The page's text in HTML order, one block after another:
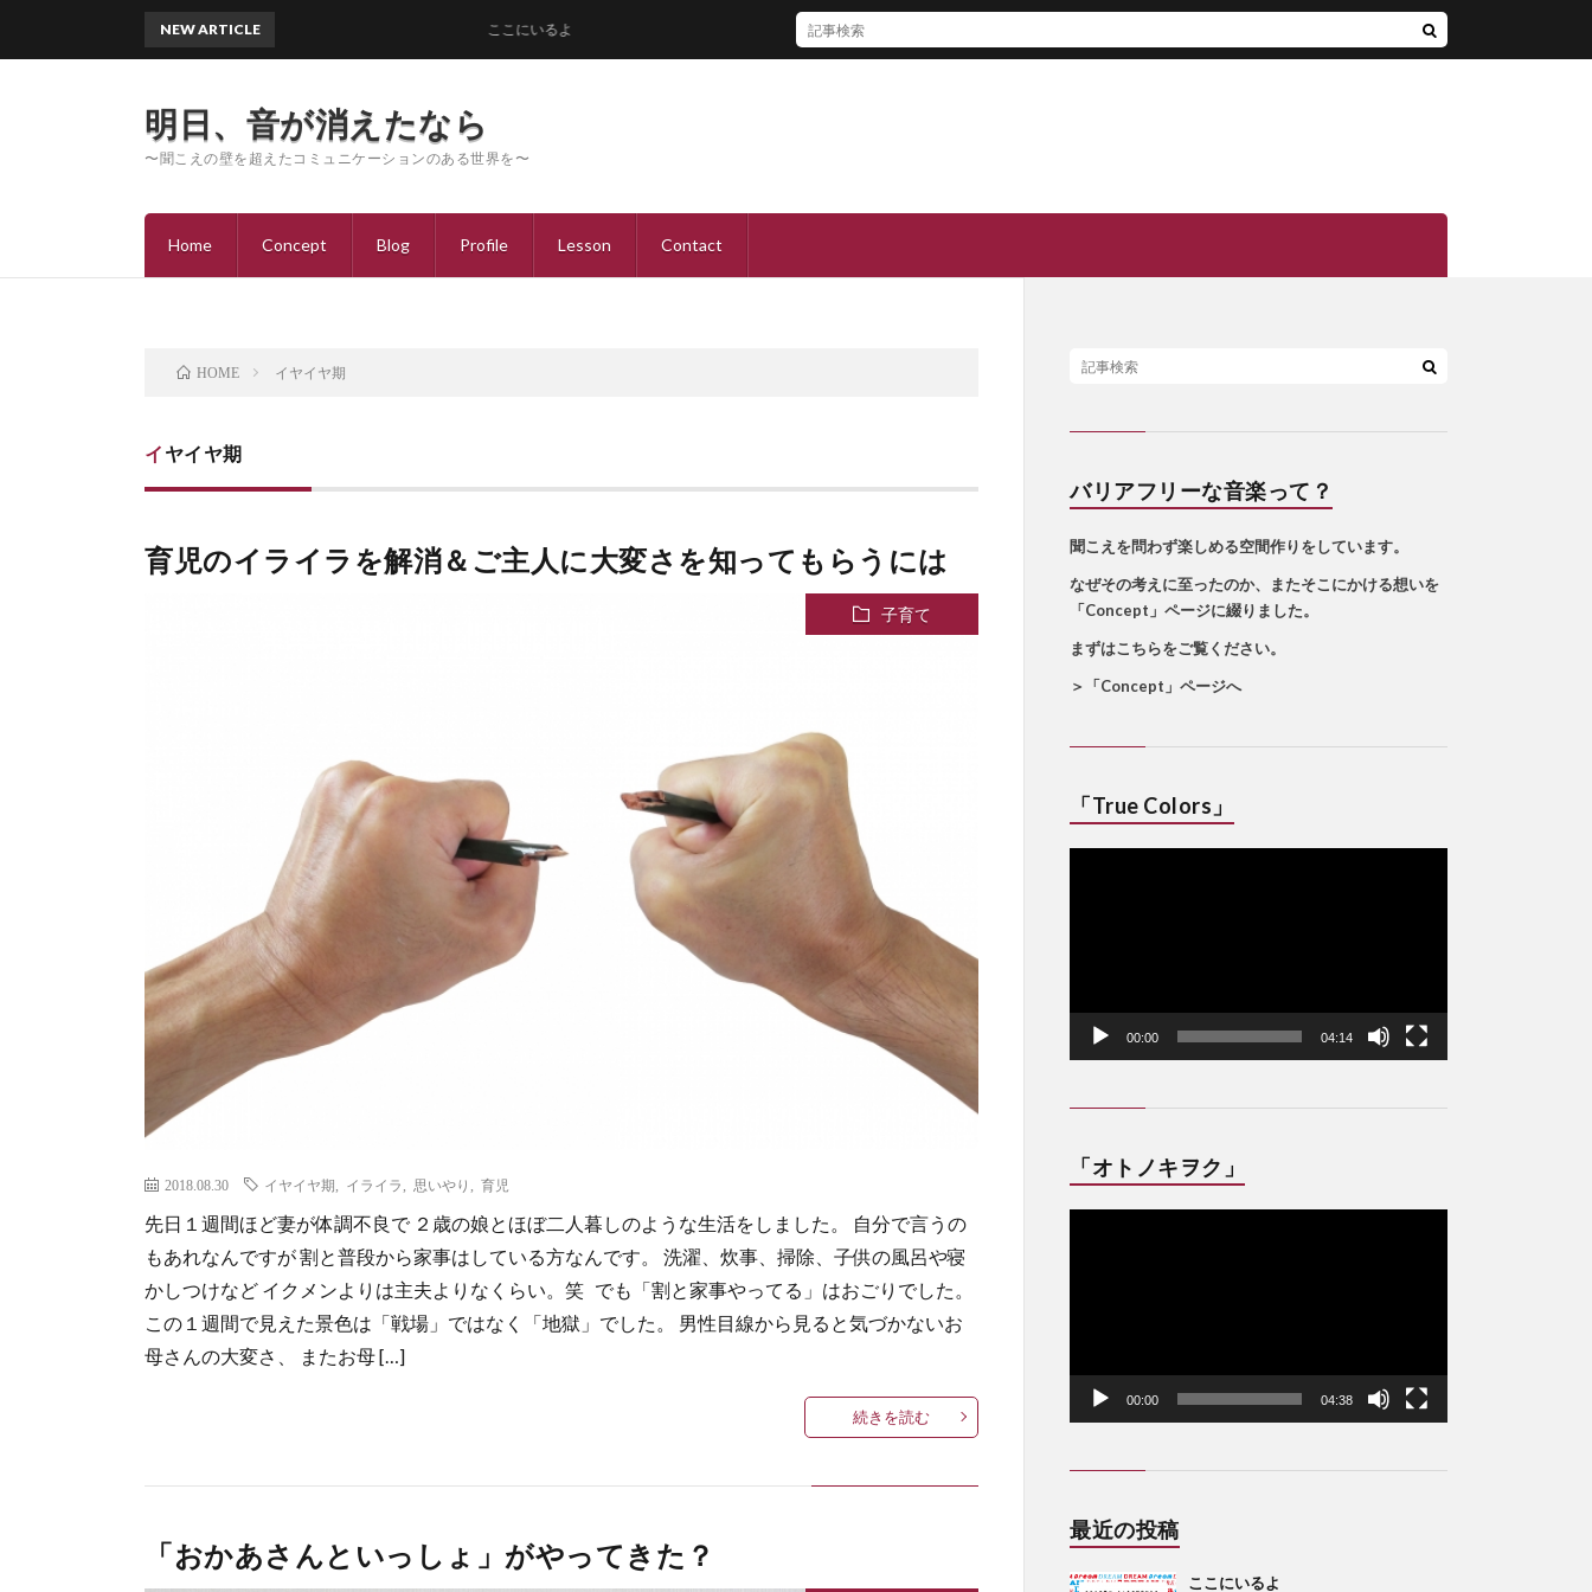
明日、音が消えたなら
〜聞こえの壁を超えたコミュニケーションのある世界を〜
Home Concept Blog Profile Lesson Contact
NEW ARTICLE ここにいるよ
HOME イヤイヤ期
イヤイヤ期
育児のイライラを解消＆ご主人に大変さを知ってもらうには
子育て
2018.08.30 イヤイヤ期 イライラ 思いやり 育児
先日１週間ほど妻が体調不良で ２歳の娘とほぼ二人暮しのような生活をしました。 自分で言うの
もあれなんですが 割と普段から家事はしている方なんです。 洗濯、炊事、掃除、子供の風呂や寝
かしつけなど イクメンよりは主夫よりなくらい。笑 でも「割と家事やってる」はおごりでした。
この１週間で見えた景色は「戦場」ではなく「地獄」でした。 男性目線から見ると気づかないお
母さんの大変さ、 またお母 […]
続きを読む
「おかあさんといっしょ」がやってきた？
バリアフリーな音楽って？
聞こえを問わず楽しめる空間作りをしています。
なぜその考えに至ったのか、またそこにかける想いを
「Concept」ページに綴りました。
まずはこちらをご覧ください。
＞
「Concept」ページへ
「True Colors」
動
00:00 04:14
「オトノキヲク」
動
00:00 04:38
最近の投稿
ここにいるよ